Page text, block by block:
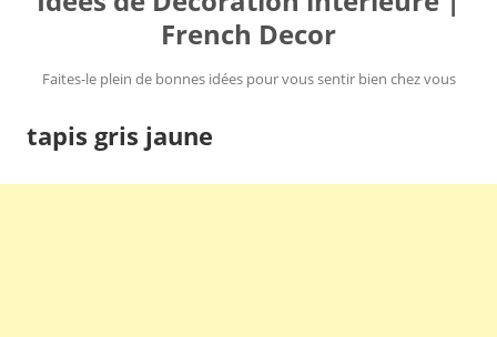
French Decor
Faites-le plein de bonnes idées pour vous sentir bien chez vous
tapis gris jaune